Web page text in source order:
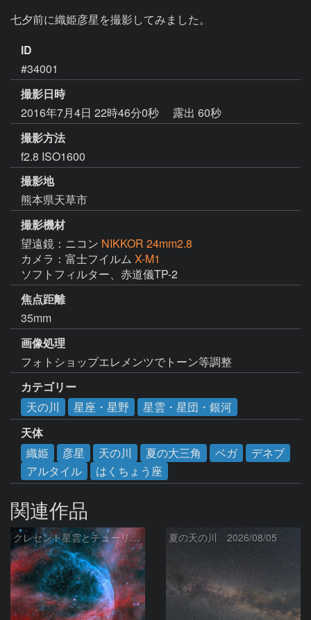
七夕前に織姫彦星を撮影してみました。
ID
#34001
撮影日時
2016年7月4日 22時46分0秒
露出 60秒
撮影方法
f2.8 ISO1600
撮影地
熊本県天草市
撮影機材
望遠鏡：ニコン NIKKOR 24mm2.8
カメラ：富士フイルム X-M1
ソフトフィルター、赤道儀TP-2
焦点距離
35mm
画像処理
フォトショップエレメンツでトーン等調整
カテゴリー
天の川
星座・星野
星雲・星団・銀河
天体
織姫
彦星 天の川 夏の大三角 ベガ
デネブ
アルタイル
はくちょう座
関連作品
クレセント星雲とチューリップ星雲の真ん中あたりにある星雲 NGC6883 ??? 夏の天の川 2026/08/05